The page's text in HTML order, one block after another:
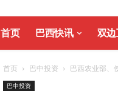
首页 巴西快讯 双
首页 巴中投资 巴西农业部、
巴中投资